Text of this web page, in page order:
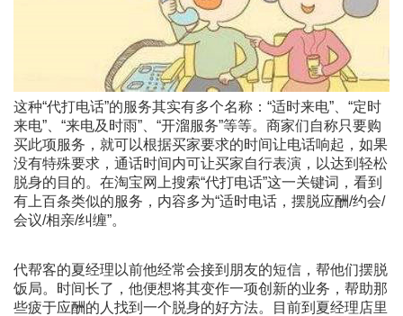
这种“代打电话”的服务其实有多个名称：“适时来电”、“定时
来电”、“来电及时雨”、“开溜服务”等等。商家们自称只要购
买此项服务，就可以根据买家要求的时间让电话响起，如果
没有特殊要求，通话时间内可让买家自行表演，以达到轻松
脱身的目的。在淘宝网上搜索“代打电话”这一关键词，看到
有上百条类似的服务，内容多为“适时电话，摆脱应酬/约会/
会议/相亲/纠缠”。
代帮客的夏经理以前他经常会接到朋友的短信，帮他们摆脱
饭局。时间长了，他便想将其变作一项创新的业务，帮助那
些疲于应酬的人找到一个脱身的好方法。目前到夏经理店里